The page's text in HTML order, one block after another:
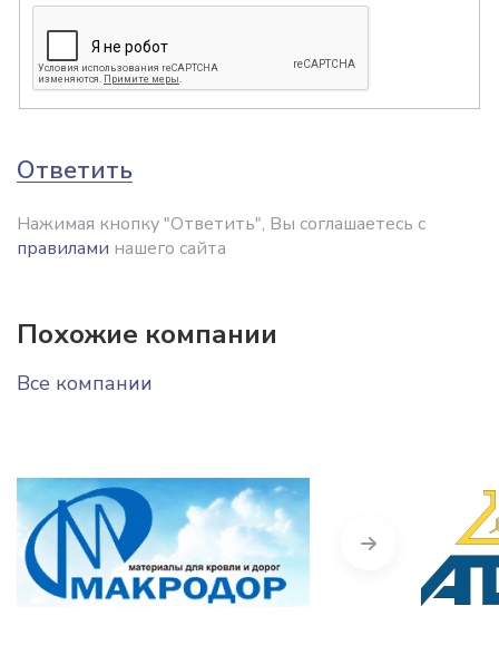
Ответить
Нажимая кнопку "Ответить", Вы соглашаетесь с
правилами нашего сайта
Похожие компании
Все компании